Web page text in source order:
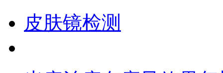
皮肤镜检测